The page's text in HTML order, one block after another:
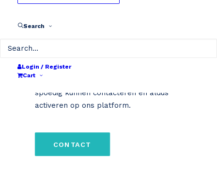
Search
Login / Register
Cart
Word Bikebat
herstelpunt/dealer
Laat je gegevens hier achter zodat we je
spoedig kunnen contacteren en aldus
activeren op ons platform.
CONTACT